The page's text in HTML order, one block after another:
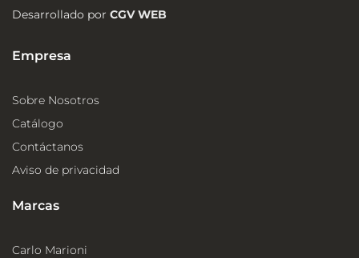
Desarrollado por CGV WEB
Empresa
Sobre Nosotros
Catálogo
Contáctanos
Aviso de privacidad
Marcas
Carlo Marioni